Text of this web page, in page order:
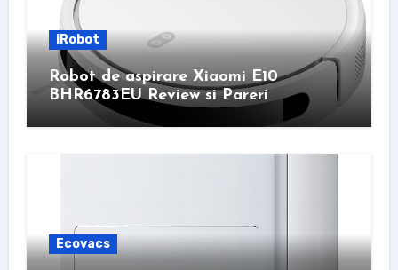
iRobot
Robot de aspirare Xiaomi E10
BHR6783EU Review si Pareri
Ecovacs